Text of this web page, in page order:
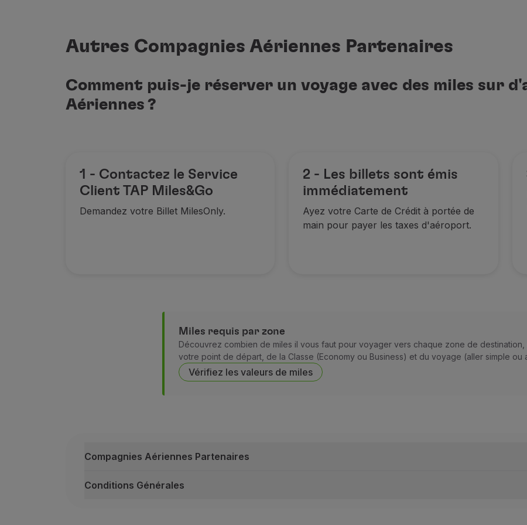
Air India
Air New Zealand
Asiana Airlines
Copa Airlines
EgyptairEthiopian Airlines
South African Airways
Turkish Airlines
Les taxes d'aéroport s'appliquent en plus des prix affichés ;
Autres Compagnies Aériennes Partenaires
Comment puis-je réserver un voyage avec des miles sur
Aériennes ?
1 - Contactez le Service
Client TAP Miles&Go
Demandez votre Billet MilesOnly.
2 - Les billets sont émis
immédiatement
Ayez votre Carte de Crédit à portée de
main pour payer les taxes d'aéroport.
Miles requis par zone
Découvrez combien de miles il vous faut pour voyager vers chaque zone de
votre point de départ, de la Classe (Economy ou Business) et du voyage (aller simple ou
Vérifiez les valeurs de miles
Compagnies Aériennes Partenaires
Conditions Générales